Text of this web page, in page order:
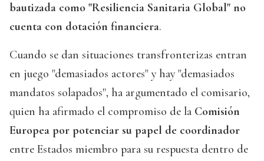
bautizada como "Resiliencia Sanitaria Global" no
cuenta con dotación financiera.
Cuando se dan situaciones transfronterizas entran
en juego "demasiados actores" y hay "demasiados
mandatos solapados", ha argumentado el comisario,
quien ha afirmado el compromiso de la Comisión
Europea por potenciar su papel de coordinador
entre Estados miembro para su respuesta dentro de